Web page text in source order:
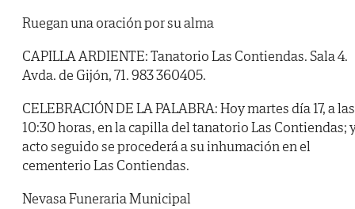
Ruegan una oración por su alma
CAPILLA ARDIENTE: Tanatorio Las Contiendas. Sala 4.
Avda. de Gijón, 71. 983 360405.
CELEBRACIÓN DE LA PALABRA: Hoy martes día 17, a las
10:30 horas, en la capilla del tanatorio Las Contiendas;
acto seguido se procederá a su inhumación en el
cementerio Las Contiendas.
Nevasa Funeraria Municipal